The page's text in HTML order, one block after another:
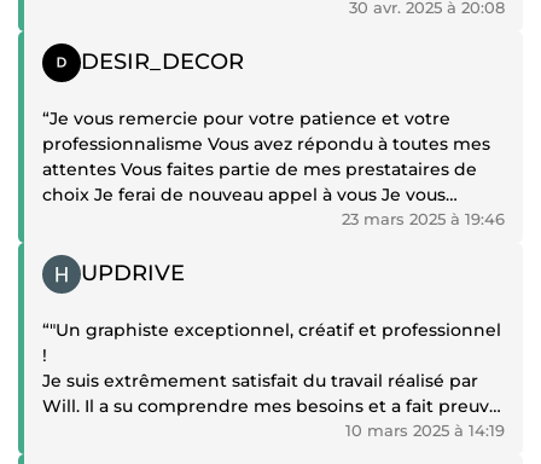
30 avr. 2025 à 20:08
Témoignage positif
DESIR_DECOR
“Je vous remercie pour votre patience et votre
professionnalisme Vous avez répondu à toutes mes
attentes Vous faites partie de mes prestataires de
choix Je ferai de nouveau appel à vous Je vous
23 mars 2025 à 19:46
Témoignage positif
UPDRIVE
“"Un graphiste exceptionnel, créatif et professionnel
!
Je suis extrêmement satisfait du travail réalisé par
Will. Il a su comprendre mes besoins et a fait preuve
d'une créativité remarquable pour concevoir mes
10 mars 2025 à 14:19